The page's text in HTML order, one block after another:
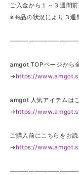
ご入金から１～３週間
※商品の状況により３週
amgot TOPページから
→ https://
amgot 人気アイテムは
→ https://
ご購入前にこちらをお
→ https://